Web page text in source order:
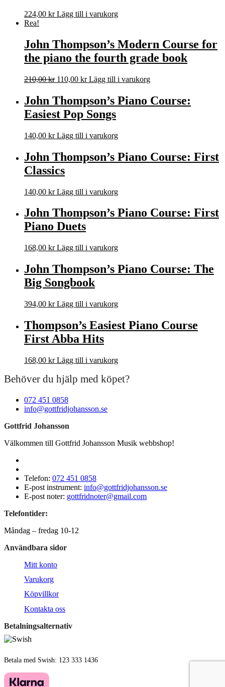
224,00 kr Lägg till i varukorg
Rea!
John Thompson’s Modern Course for
the piano the fourth grade book
210,00kr Det
priset
var:
210,00 kr.
110,00 krDet
är:
110,00 kr.
Lägg till i varukorg
John Thompson’s Piano Course:
Easiest Pop Songs
140,00 kr Lägg till i varukorg
John Thompson’s Piano Course: First
Classics
140,00 kr Lägg till i varukorg
John Thompson’s Piano Course: First
Piano Duets
168,00 kr Lägg till i varukorg
John Thompson’s Piano Course: The
Big Songbook
394,00 kr Lägg till i varukorg
Thompson’s Easiest Piano Course
First Abba Hits
168,00 kr Lägg till i varukorg
Behöver du hjälp med köpet?
072 451 0858
info@gottfridjohansson.se
Gottfrid Johansson
Välkommen till Gottfrid Johansson Musik webbshop!
Telefon: 072 451 0858
E-post instrument: info@gottfridjohansson.se
E-post noter: gottfridnoter@gmail.com
Telefontider:
Måndag – fredag 10-12
Användbara sidor
Mitt konto
Varukorg
Köpvillkor
Kontakta oss
Betalningsalternativ
Betala med Swish: 123 333 1436